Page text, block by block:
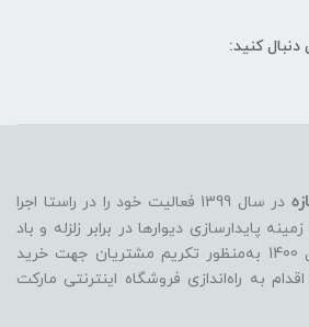
کنید:
در سال 1399 فعالیت خود را در راستا اجرا
پایدارسازی دیوارها در برابر زلزله و باد
آغاز نمود. سپس در سال 1400 به‌منظور تکریم مشتریان جهت خرید
به راه‌اندازی فروشگاه اینترنتی مارکت